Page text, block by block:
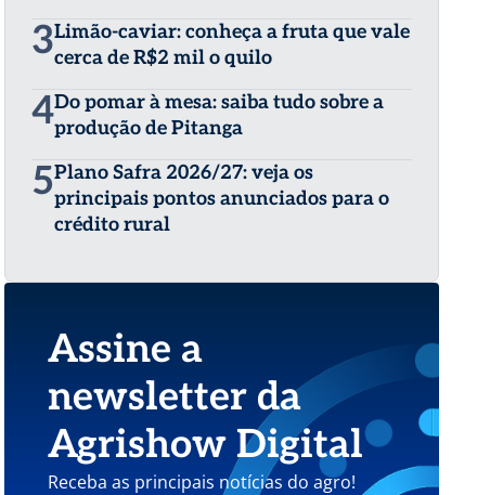
3Limão-caviar: conheça a fruta que vale
cerca de R$2 mil o quilo
4Do pomar à mesa: saiba tudo sobre a
produção de Pitanga
5Plano Safra 2026/27: veja os
principais pontos anunciados para o
crédito rural
Assine a
newsletter da
Agrishow Digital
Receba as principais notícias do agro!